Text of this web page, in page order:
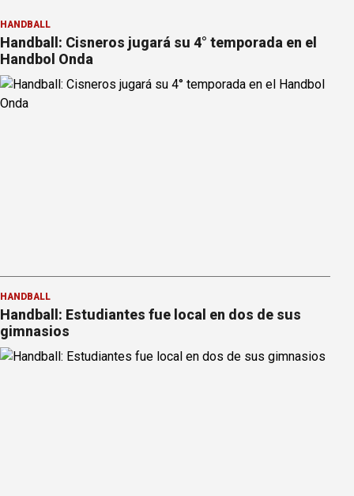
HANDBALL
Handball: Cisneros jugará su 4° temporada en el
Handbol Onda
HANDBALL
Handball: Estudiantes fue local en dos de sus
gimnasios